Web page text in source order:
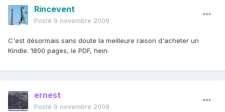
Rincevent
Posté 9 novembre 2009
C'est désormais sans doute la meilleure raison d'acheter un
Kindle. 1800 pages, le PDF, hein.
ernest
Posté 9 novembre 2009